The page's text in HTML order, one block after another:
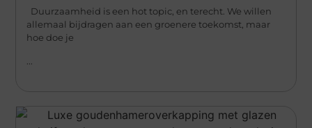
Duurzaamheid is een hot topic, en terecht. We willen
allemaal bijdragen aan een groenere toekomst, maar
hoe doe je